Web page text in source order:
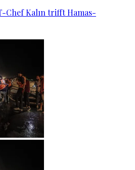
Chef Kalın trifft Hamas-